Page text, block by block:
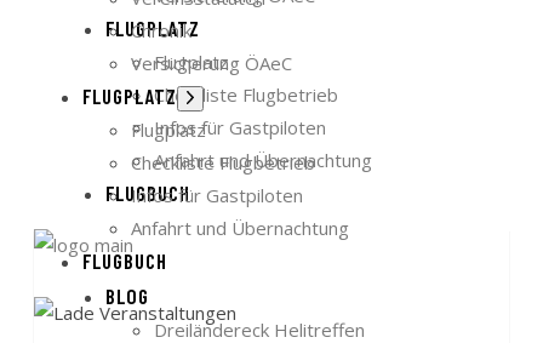
FLUGPLATZ
Flugplatz
Checkliste Flugbetrieb
Infos für Gastpiloten
Anfahrt und Übernachtung
FLUGBUCH
BLOG
Dreiländereck Helitreffen
Chronik
Versicherung ÖAeC
FLUGPLATZ Untermenü
anzeigen
Flugplatz
Checkliste Flugbetrieb
Infos für Gastpiloten
Anfahrt und Übernachtung
FLUGBUCH